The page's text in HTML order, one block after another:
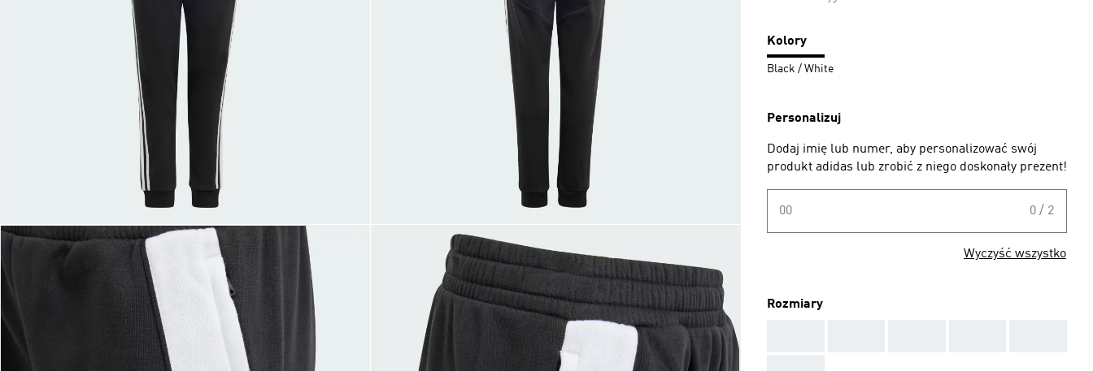
Kolory
Black / White
Personalizuj
Dodaj imię lub numer, aby personalizować swój
produkt adidas lub zrobić z niego doskonały prezent!
00 0 / 2
Wyczyść wszystko
Rozmiary